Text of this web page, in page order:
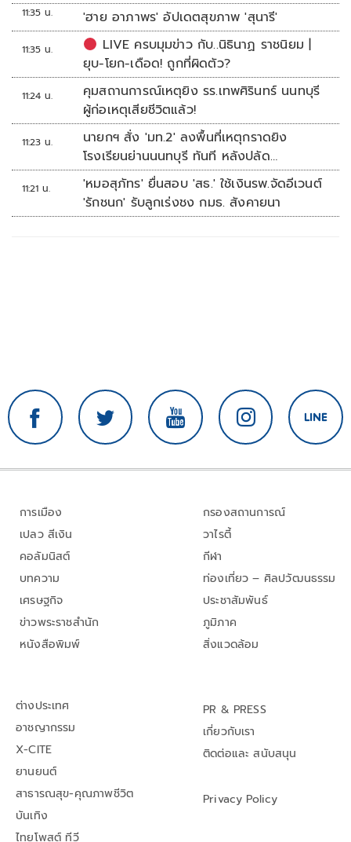
11:35 น. 'ฮาย อาภาพร' อัปเดตสุขภาพ 'สุนารี'
11:35 น.
LIVE ครบมุมข่าว กับ..นิธินาฏ ราชนิยม |
ยุบ-โยก-เดือด! ถูกที่ผิดตัว?
11:24 น.
คุมสถานการณ์เหตุยิง รร.เทพศิรินทร์ นนทบุรี
ผู้ก่อเหตุเสียชีวิตแล้ว!
11:23 น.
นายกฯ สั่ง 'มท.2' ลงพื้นที่เหตุกราดยิง
โรงเรียนย่านนนทบุรี ทันที หลังปลัด
มท.รายงานความคืบหน้า
11:21 น.
'หมอสุภัทร' ยื่นสอบ 'สธ.' ใช้เงินรพ.จัดอีเวนต์
'รักชนก' รับลูกเร่งชง กมธ. สังคายนา
การเมือง
เปลว สีเงิน
คอลัมนิสต์
บทความ
เศรษฐกิจ
ข่าวพระราชสำนัก
หนังสือพิมพ์
กรองสถานการณ์
วาไรตี้
กีฬา
ท่องเที่ยว – ศิลปวัฒนธรรม
ประชาสัมพันธ์
ภูมิภาค
สิ่งแวดล้อม
ต่างประเทศ
อาชญากรรม
X-CITE
ยานยนต์
สาธารณสุข-คุณภาพชีวิต
บันเทิง
ไทยโพสต์ ทีวี
PR & PRESS
เกี่ยวกับเรา
ติดต่อและ สนับสนุน
Privacy Policy